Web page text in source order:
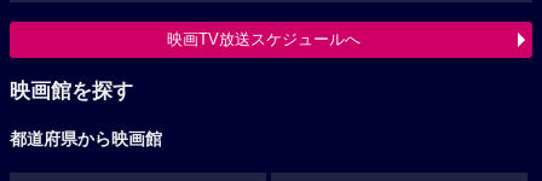
映画TV放送スケジュールへ
映画館を探す
都道府県から映画館